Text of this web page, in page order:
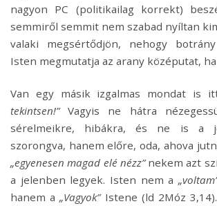
nagyon PC (politikailag korrekt)
semmiről semmit nem szabad nyíltan
valaki megsértődjön, nehogy
Isten megmutatja az arany középutat,
Van egy másik izgalmas mondat is
tekintsen!”Vagyis ne hátra
sérelmeikre, hibákra, és ne is a
szorongva, hanem előre, oda, ahova
„egyenesen magad elé nézz”nekem azt
a jelenben legyek. Isten nem a
hanem a„Vagyok”Istene (ld 2Móz